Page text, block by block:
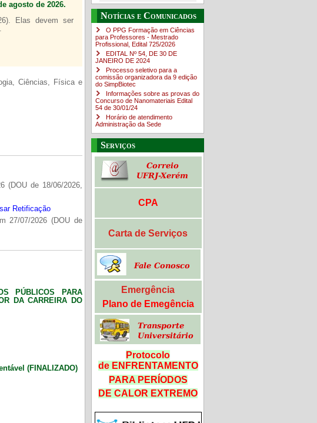
agosto de 2026.
Elas devem ser
Ciências, Física e
(DOU de 18/06/2026,
Retificação
27/07/2026 (DOU de
PÚBLICOS PARA
DA CARREIRA DO
(FINALIZADO)
PR-7 Canal Youtube
https://www.youtube.com/channel/UC46BbEKCwNCdJvi4sNpOf3w
Notícias e Comunicados
O PPG Formação em Ciências
para Professores - Mestrado
Profissional, Edital ​725/202​6
EDITAL Nº 54, DE 30 DE
JANEIRO DE 2024
Processo seletivo para a
comissão organizadora da 9 edição
do SimpBiotec
Informações sobre as provas do
Concurso de Nanomateriais Edital
54 de 30/01/24
Horário de atendimento
Administração da Sede
Serviços
CPA
Carta de Serviços
Emergência
Plano de Emegência
Protocolo
de ENFRENTAMENTO
PARA PERÍODOS
DE CALOR EXTREMO